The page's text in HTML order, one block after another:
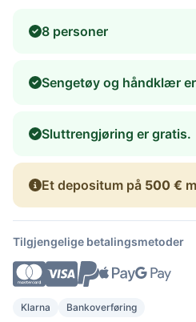
8 personer
Sengetøy og håndklær
Sluttrengjøring er gratis.
Et depositum på 500 €
Tilgjengelige betalingsmetoder
Klarna Bankoverføring